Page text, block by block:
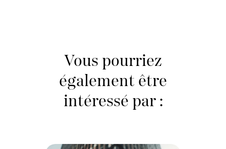
Vous pourriez
également être
intéressé par :